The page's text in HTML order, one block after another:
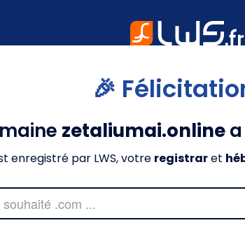
🎉
zetaliumai.onlinea
enregistré par LWS, votre registraret